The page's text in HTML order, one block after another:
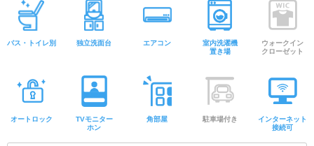
バス・トイレ別 独立洗面台 エアコン
室内洗濯機
置き場
ウォークイン
クローゼット
オートロック
TVモニター
ホン
角部屋 駐車場付き
インターネット
接続可